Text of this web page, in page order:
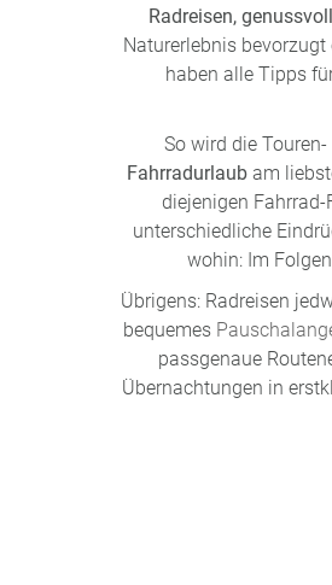
Radreisen,
Naturerlebnis
haben alle Tipps
So wird die
Fahrradurlaub am
diejenigen
unterschiedliche
wohin: Im
Übrigens: Radreisen
bequemes
passgenaue
Übernachtungen in